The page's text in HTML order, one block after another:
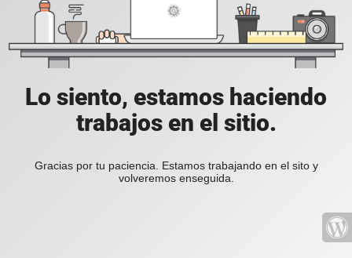
Lo siento, estamos haciendo
trabajos en el sitio.
Gracias por tu paciencia. Estamos trabajando en el sito y
volveremos enseguida.